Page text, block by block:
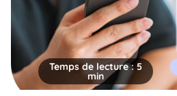
Temps de lecture :5
min